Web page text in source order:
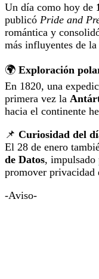
Un día como hoy de
publicó Pride and
romántica y
más influyentes de
🌍 Exploración
En 1820, una
primera vez la
hacia el continente
📌 Curiosidad del
El 28 de enero
de Datos, impulsado
promover privacidad
-Aviso-